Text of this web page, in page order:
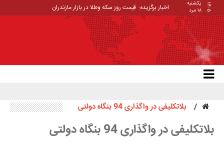
۱۴۰۵
یکشنبه
۱۸ مرد
اخبار برگزیده: قیمت روز سکه وطلا در بازار مازندران
بلاتکلیفی در واگذاری 94 بنگاه‌ دولتی
بلاتکلیفی در واگذاری 94 بنگاه‌ دولتی